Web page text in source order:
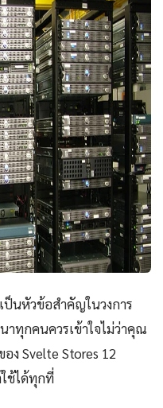
เป็นหัวข้อสำคัญในวงการ
ทุกคนควรเข้าใจไม่ว่าคุณ
ง Svelte Stores 12
ช้ได้ทุกที่